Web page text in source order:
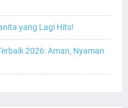
yang Lagi Hits!
2026: Aman, Nyaman